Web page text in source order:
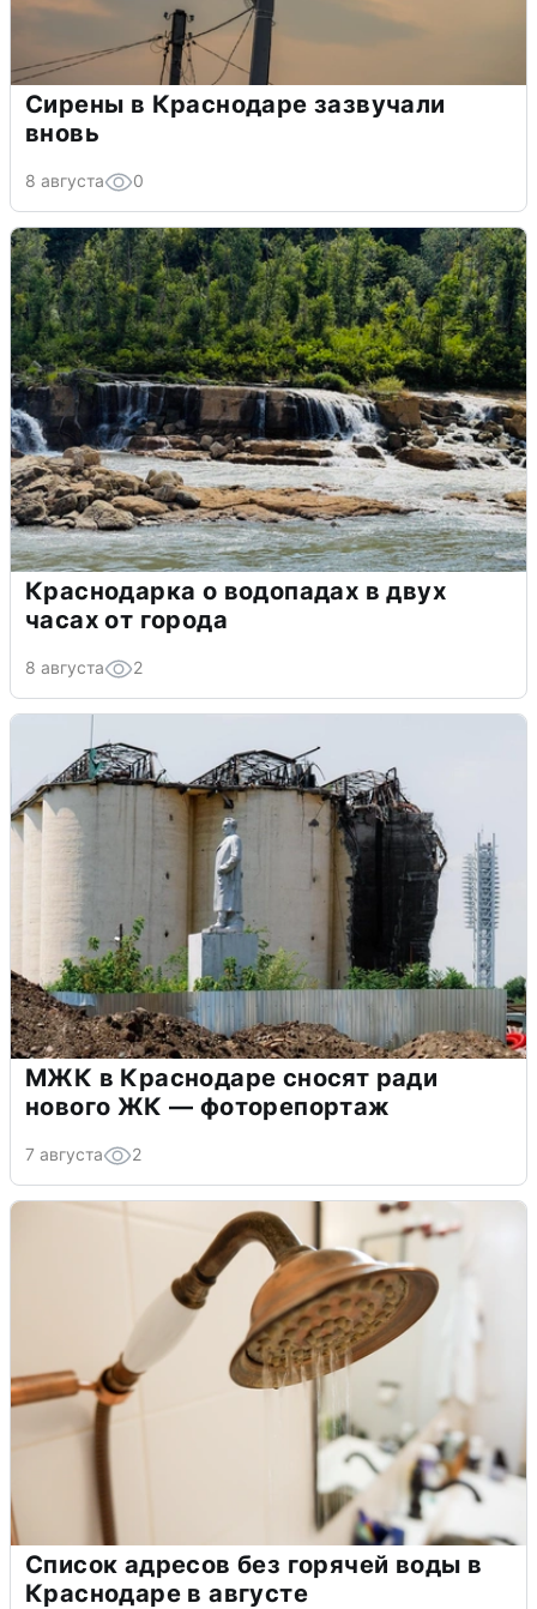
Сирены в Краснодаре зазвучали
вновь
8 августа 0
Краснодарка о водопадах в двух
часах от города
8 августа 2
МЖК в Краснодаре сносят ради
нового ЖК — фоторепортаж
7 августа 2
Список адресов без горячей воды в
Краснодаре в августе